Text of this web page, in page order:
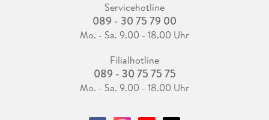
Servicehotline
089 - 30 75 79 00
Mo. - Sa. 9.00 - 18.00 Uhr
Filialhotline
089 - 30 75 75 75
Mo. - Sa. 9.00 - 18.00 Uhr